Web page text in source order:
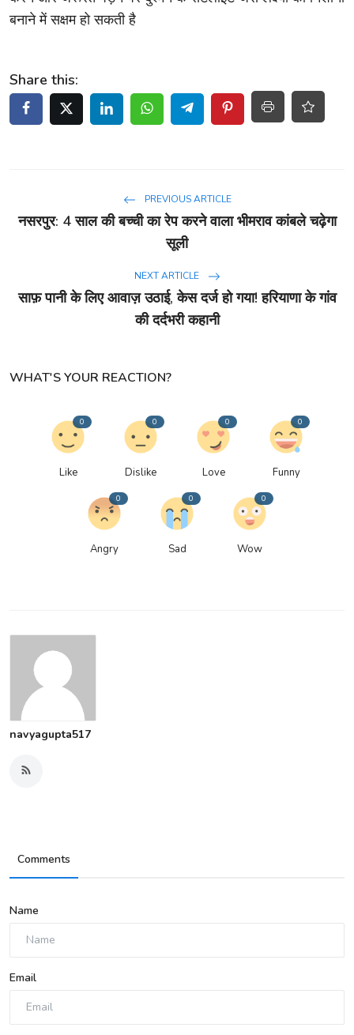
बनाने में सक्षम हो सकती है
Share this:
PREVIOUS ARTICLE
नसरपुर: 4 साल की बच्ची का रेप करने वाला भीमराव कांबले चढ़ेगा
सूली
NEXT ARTICLE
साफ़ पानी के लिए आवाज़ उठाई, केस दर्ज हो गया! हरियाणा के गांव
की दर्दभरी कहानी
WHAT'S YOUR REACTION?
Like
0
Dislike
0
Love
0
Funny
0
Angry
0
Sad
0
Wow
0
navyagupta517
Comments
Name
Email